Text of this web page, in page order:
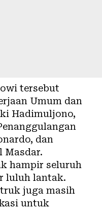
tersebut
Umum dan
Hadimuljono,
dan
Masdar.
hampir seluruh
luluh lantak.
juga masih
untuk